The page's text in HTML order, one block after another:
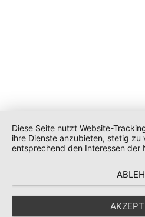
Diese Seite nutzt Website-
ihre Dienste anzubieten, stetig zu
entsprechend den Interessen der